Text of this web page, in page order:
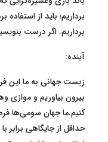
برداریم؛ باید از
برداریم. اگر درست
آینده:
زیست جهانی به ما این
بیرون بیاوریم و موازی
کنیم.ما جهان سومی‌ها
حداقل از جایگاهی برابر